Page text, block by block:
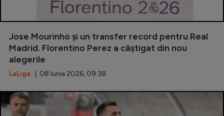
Jose Mourinho și un transfer record pentru Real
Madrid. Florentino Perez a câștigat din nou
alegerile
LaLiga | 08 Iunie 2026, 09:38